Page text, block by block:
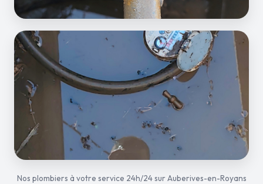
Nos plombiers à votre service 24h/24 sur Auberives-en-Royans